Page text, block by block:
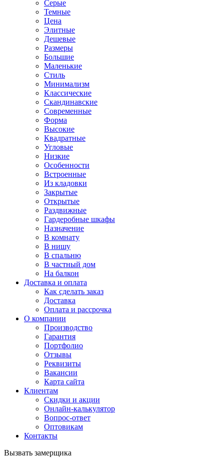
Серые
Темные
Цена
Элитные
Дешевые
Размеры
Большие
Маленькие
Стиль
Минимализм
Классические
Скандинавские
Современные
Форма
Высокие
Квадратные
Угловые
Низкие
Особенности
Встроенные
Из кладовки
Закрытые
Открытые
Раздвижные
Гардеробные шкафы
Назначение
В комнату
В нишу
В спальню
В частный дом
На балкон
Доставка и оплата
Как сделать заказ
Доставка
Оплата и рассрочка
О компании
Производство
Гарантия
Портфолио
Отзывы
Реквизиты
Вакансии
Карта сайта
Клиентам
Скидки и акции
Онлайн-калькулятор
Вопрос-ответ
Оптовикам
Контакты
Вызвать замерщика